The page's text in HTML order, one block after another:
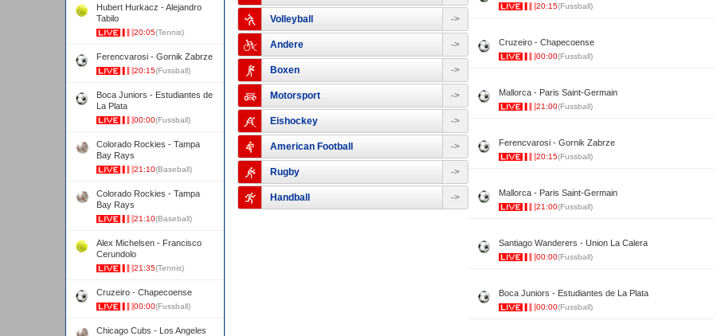
Hubert Hurkacz - Alejandro
Tabilo
20:05(Tennis)
Ferencvarosi - Gornik Zabrze
20:15(Fussball)
Boca Juniors - Estudiantes de
La Plata
00:00(Fussball)
Colorado Rockies - Tampa
Bay Rays
21:10(Baseball)
Colorado Rockies - Tampa
Bay Rays
21:10(Baseball)
Alex Michelsen - Francisco
Cerundolo
21:35(Tennis)
Cruzeiro - Chapecoense
00:00(Fussball)
Chicago Cubs - Los Angeles
Volleyball ->
Andere ->
Boxen ->
Motorsport ->
Eishockey ->
American Football ->
Rugby ->
Handball ->
20:15(Fussball)
Cruzeiro - Chapecoense
00:00(Fussball)
Mallorca - Paris Saint-Germain
21:00(Fussball)
Ferencvarosi - Gornik Zabrze
20:15(Fussball)
Mallorca - Paris Saint-Germain
21:00(Fussball)
Santiago Wanderers - Union La Calera
00:00(Fussball)
Boca Juniors - Estudiantes de La Plata
00:00(Fussball)